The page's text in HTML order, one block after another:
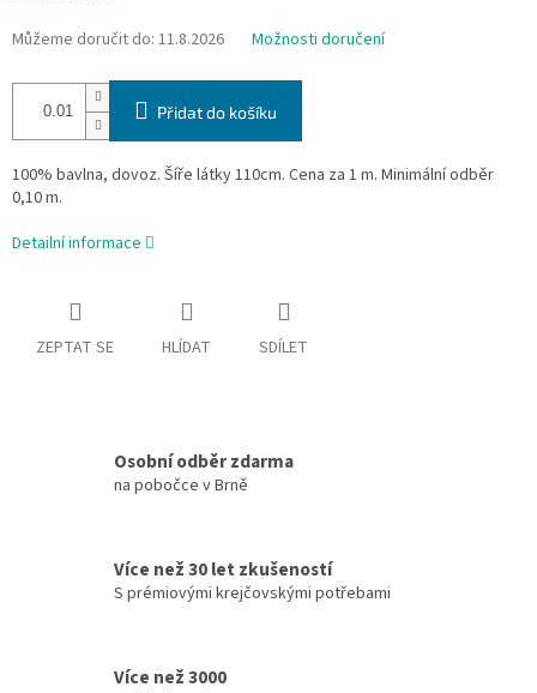
Můžeme doručit do: 11.8.2026 Možnosti doručení
Přidat do košíku
100% bavlna, dovoz. Šíře látky 110cm. Cena za 1 m. Minimální odběr
0,10 m.
Detailní informace
ZEPTAT SE HLÍDAT SDÍLET
Osobní odběr zdarma
na pobočce v Brně
Více než 30 let zkušeností
S prémiovými krejčovskými potřebami
Více než 3000